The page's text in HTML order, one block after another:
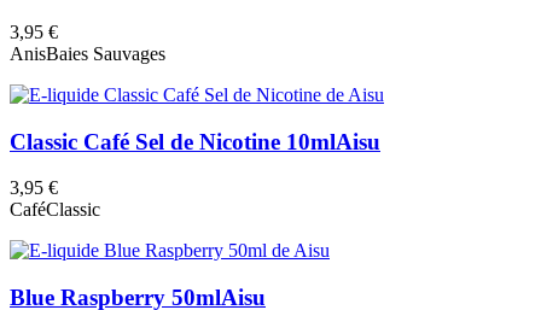
3,95 €
AnisBaies Sauvages
Classic Café Sel de Nicotine 10mlAisu
3,95 €
CaféClassic
Blue Raspberry 50mlAisu